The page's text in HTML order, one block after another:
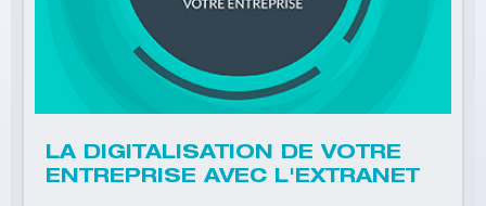
LA DIGITALISATION DE VOTRE
ENTREPRISE AVEC L'EXTRANET